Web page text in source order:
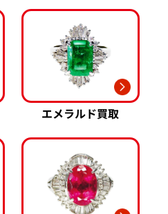
見る
エメラルド買取